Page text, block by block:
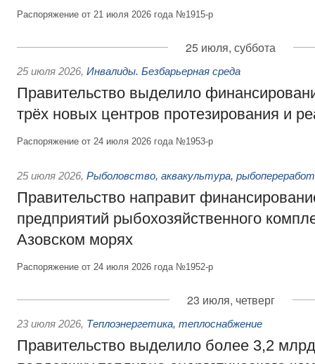
Распоряжение от 21 июля 2026 года №1915-р
25 июля, суббота
25 июля 2026, Инвалиды. Безбарьерная среда
Правительство выделило
трёх новых центров протезирования и
Распоряжение от 24 июля 2026 года №1953-р
25 июля 2026, Рыболовство, аквакультура,
Правительство направит
предприятий рыбохозяйственного
Азовском морях
Распоряжение от 24 июля 2026 года №1952-р
23 июля, четверг
23 июля 2026, Теплоэнергетика, теплоснабжение
Правительство выделило более 3,2